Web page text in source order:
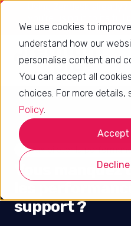
We use cookies to
understand how our
personalise content and
You can accept all
choices. For more details,
Policy.
Accept
Decline
Mieux piloter la
Vous
support ?